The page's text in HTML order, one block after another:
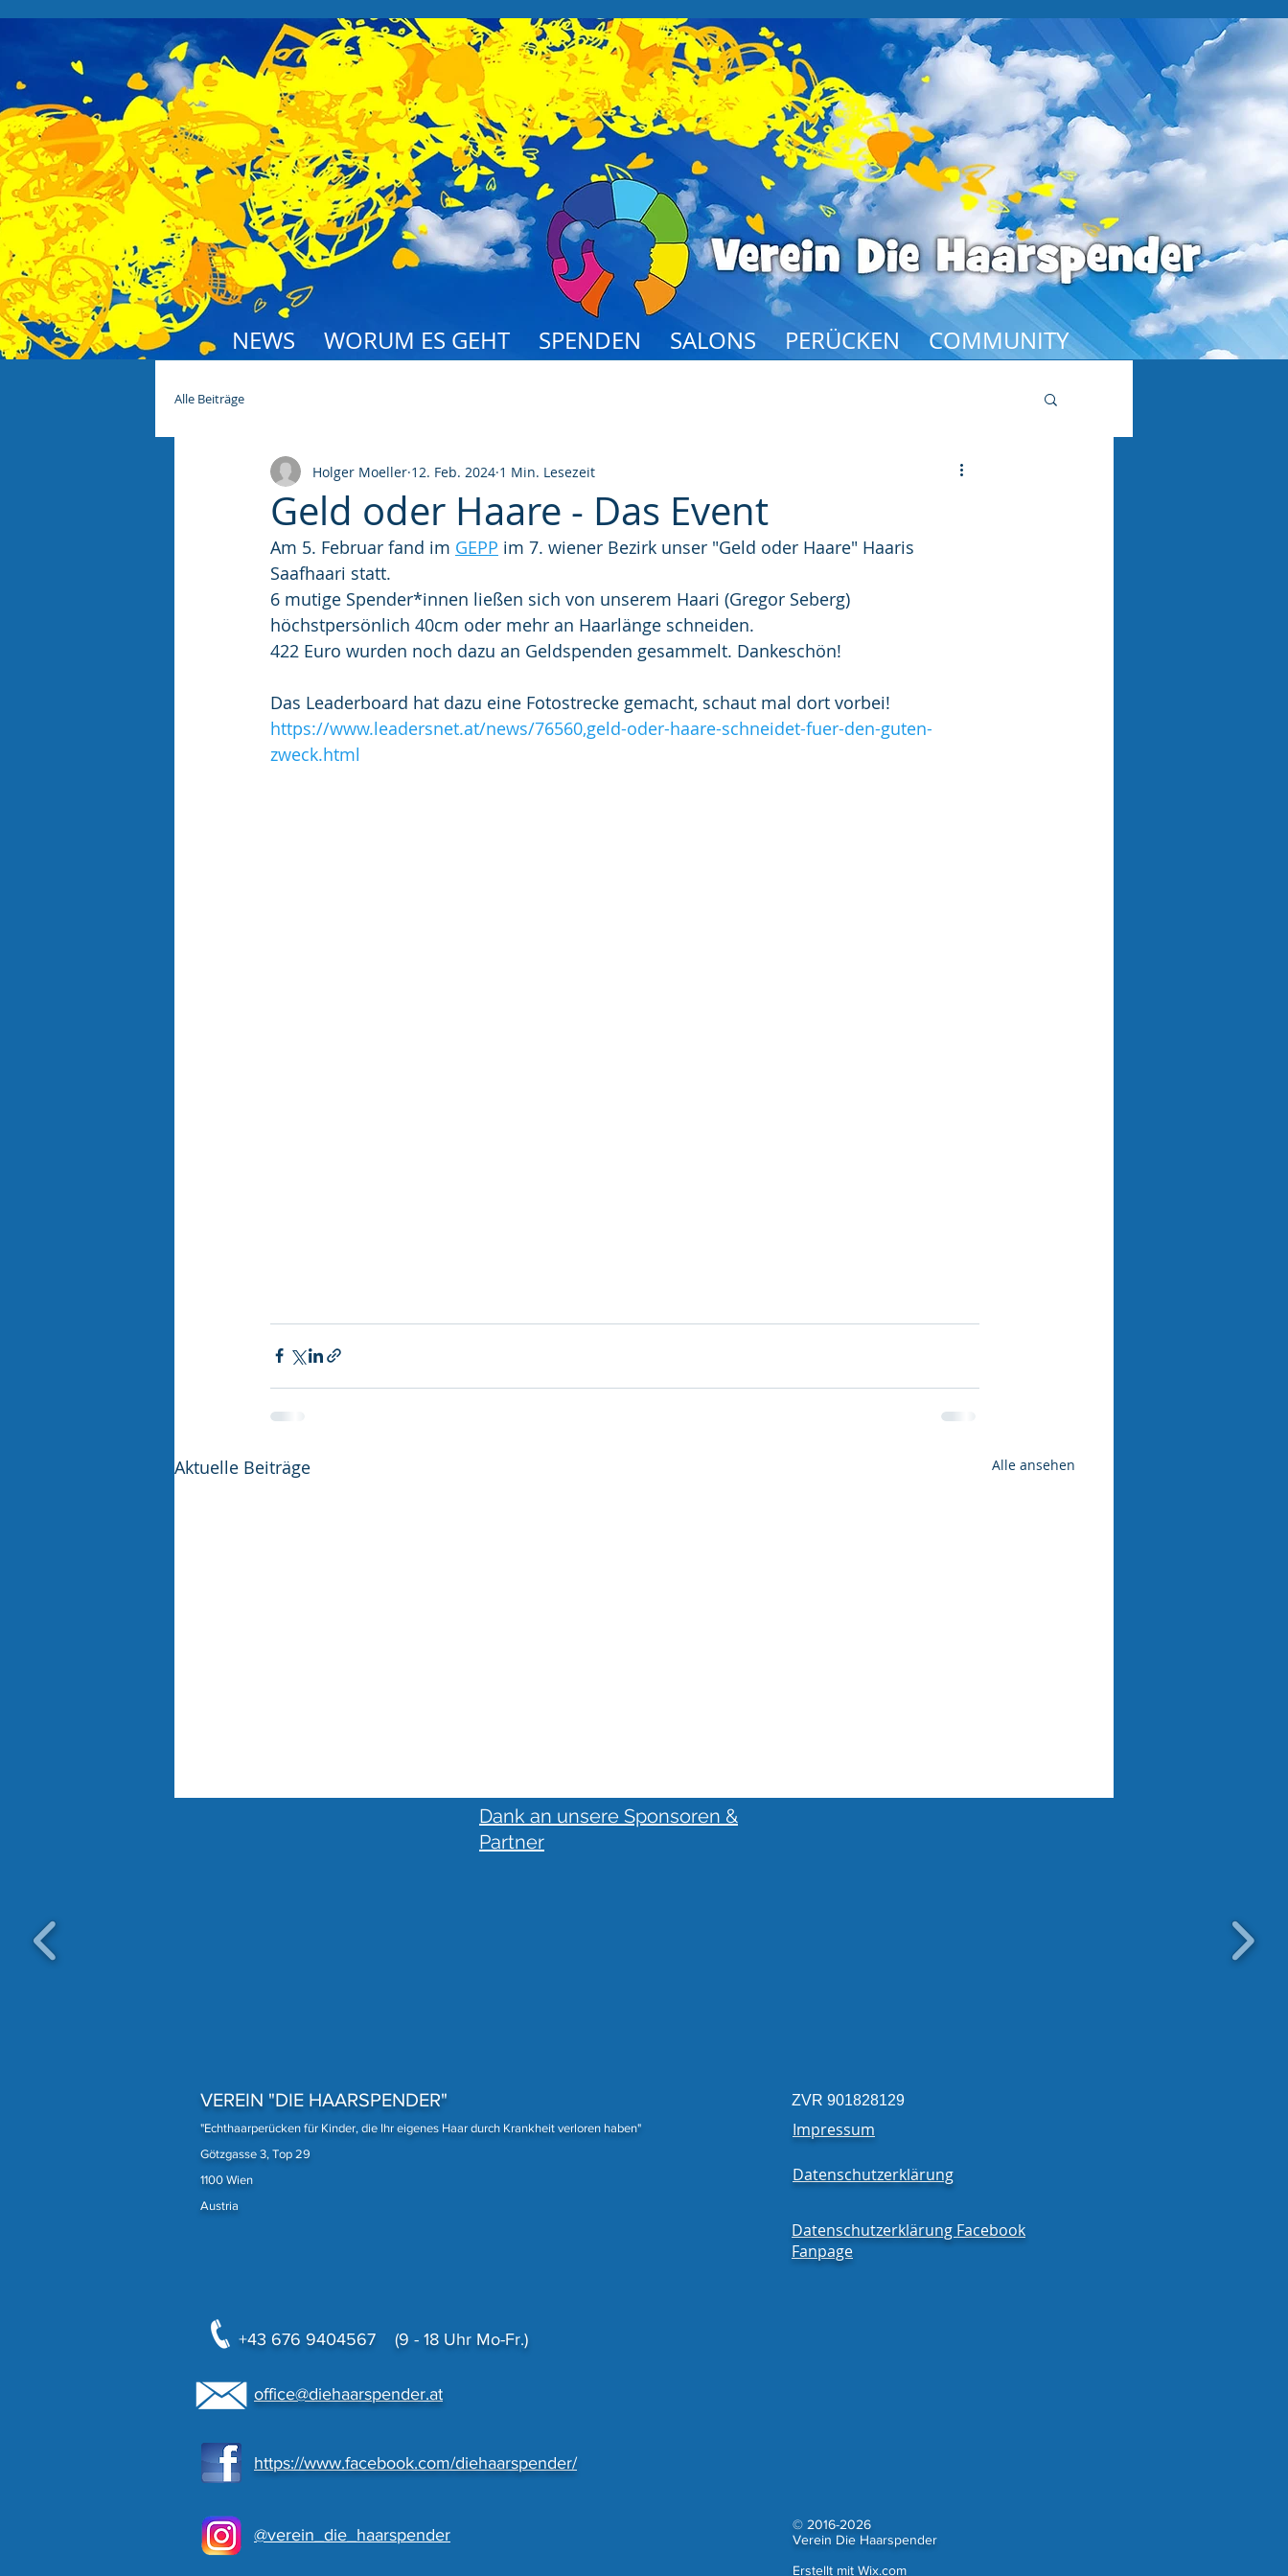
NEWS WORUM ES GEHT SPENDEN SALONS PERÜCKEN COMMUNITY
Alle Beiträge
Geld oder Haare - Das Event
Holger Moeller 12. Feb. 2024 1 Min. Lesezeit
Am 5. Februar fand im GEPP im 7. wiener Bezirk unser "Geld oder Haare" Haaris
Saafhaari statt.
6 mutige Spender*innen ließen sich von unserem Haari (Gregor Seberg)
höchstpersönlich 40cm oder mehr an Haarlänge schneiden.
422 Euro wurden noch dazu an Geldspenden gesammelt. Dankeschön!
Das Leaderboard hat dazu eine Fotostrecke gemacht, schaut mal dort vorbei!
https://www.leadersnet.at/news/76560,geld-oder-haare-schneidet-fuer-den-guten-
zweck.html
Aktuelle Beiträge Alle ansehen
Dank an unsere Sponsoren &
Partner
VEREIN "DIE HAARSPENDER"
"Echthaarperücken für Kinder, die Ihr eigenes Haar durch Krankheit verloren haben"
Götzgasse 3, Top 29
1100 Wien
Austria
ZVR 901828129
Impressum
Datenschutzerklärung
Datenschutzerklärung Facebook
Fanpage
+43 676 9404567 (9 - 18 Uhr Mo-Fr.)
office@diehaarspender.at
https://www.facebook.com/diehaarspender/
@verein_die_haarspender
© 2016-2026
Verein Die Haarspender
Erstellt mit Wix.com